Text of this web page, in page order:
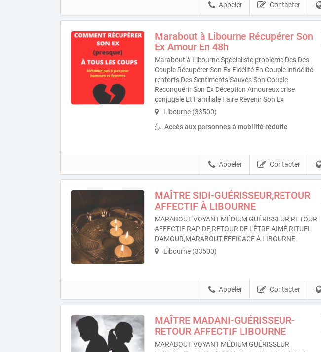
Contacter
Appeler
Marabout à Libourne Récupérer Son
Ex Amour En 48h
Marabout à Libourne Spécialiste problème Des Des
Couple Récupérer Son Ex Fidélité En Couple infidélité
renforts Des Sentiments Sauvés Son Couple
Reconquérir Son Ex Déception Amoureux crise
conjugale Et Familiale Faire Revenir Son Ex
Libourne (33500)
Accès aux personnes à mobilité réduite
Contacter
Appeler
MAÎTRE SIDI-GUÉRISSEUR,RETOUR
AFFECTIF À LIBOURNE
MARABOUT VOYANT MÉDIUM GUÉRISSEUR,RETOUR
AFFECTIF RAPIDE,RETOUR DE L'ÊTRE AIMÉ,RITUEL
D'AMOUR,MARABOUT EFFICACE À LIBOURNE.
Libourne (33500)
Contacter
Appeler
MAÎTRE MADANI-GUÉRISSEUR-
RETOUR AFFECTIF LIBOURNE
MARABOUT VOYANT MÉDIUM GUÉRISSEUR